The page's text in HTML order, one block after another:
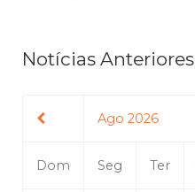
Notícias Anteriores
Ago 2026
Dom Seg Ter